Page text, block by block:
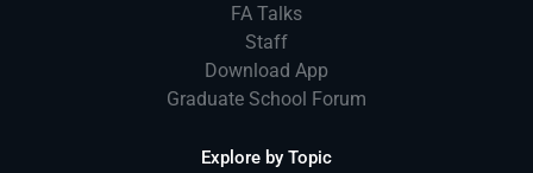
FA Talks
Staff
Download App
Graduate School Forum
Explore by Topic